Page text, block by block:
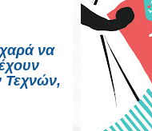
να
Τεχνών,
Το